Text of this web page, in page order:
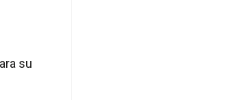
su